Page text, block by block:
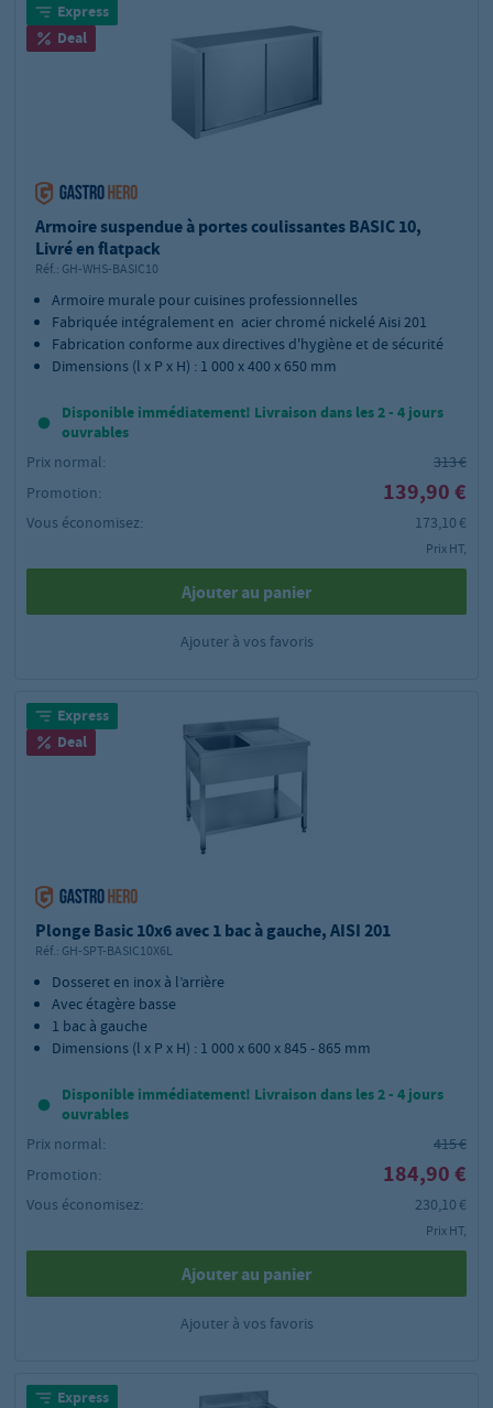
Express
Deal
Armoire suspendue à portes coulissantes BASIC 10,
Livré en flatpack
Réf.: GH-WHS-BASIC10
Armoire murale pour cuisines professionnelles
Fabriquée intégralement en acier chromé nickelé Aisi 201
Fabrication conforme aux directives d'hygiène et de sécurité
Dimensions (l x P x H) : 1 000 x 400 x 650 mm
Disponible immédiatement! Livraison dans les 2 - 4 jours
ouvrables
Prix normal:
313 €
Promotion:
139,90 €
Vous économisez: 173,10 €
Prix HT,
Ajouter au panier
Ajouter à vos favoris
Express
Deal
Plonge Basic 10x6 avec 1 bac à gauche, AISI 201
Réf.: GH-SPT-BASIC10X6L
Dosseret en inox à l’arrière
Avec étagère basse
1 bac à gauche
Dimensions (l x P x H) : 1 000 x 600 x 845 - 865 mm
Disponible immédiatement! Livraison dans les 2 - 4 jours
ouvrables
Prix normal:
415 €
Promotion:
184,90 €
Vous économisez: 230,10 €
Prix HT,
Ajouter au panier
Ajouter à vos favoris
Express